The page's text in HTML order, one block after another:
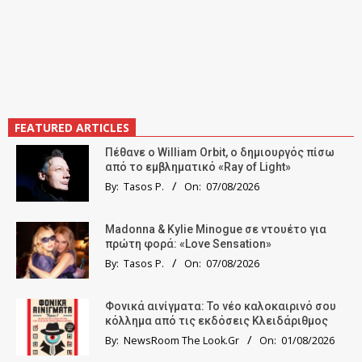
FEATURED ARTICLES
Πέθανε ο William Orbit, ο δημιουργός πίσω
από το εμβληματικό «Ray of Light»
By: Tasos P. On: 07/08/2026
Madonna & Kylie Minogue σε ντουέτο για
πρώτη φορά: «Love Sensation»
By: Tasos P. On: 07/08/2026
Φονικά αινίγματα: Το νέο καλοκαιρινό σου
κόλλημα από τις εκδόσεις Κλειδάριθμος
By: NewsRoom The Look.Gr On: 01/08/2026